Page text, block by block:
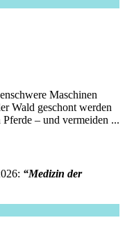
Maschinen
Wald geschont werden
Pferde – und vermeiden ...
“Medizin der